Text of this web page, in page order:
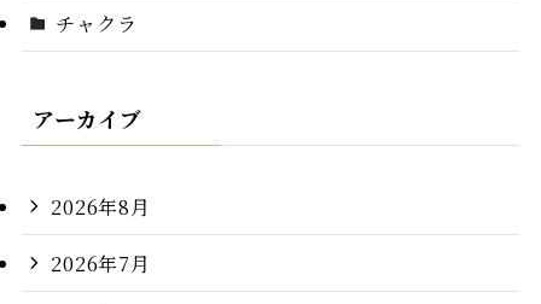
チャクラ
アーカイブ
2026年8月
2026年7月